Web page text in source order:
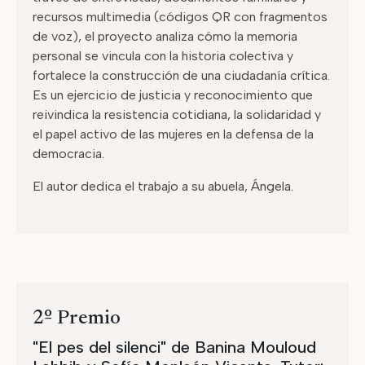
recursos multimedia (códigos QR con fragmentos
de voz), el proyecto analiza cómo la memoria
personal se vincula con la historia colectiva y
fortalece la construcción de una ciudadanía crítica.
Es un ejercicio de justicia y reconocimiento que
reivindica la resistencia cotidiana, la solidaridad y
el papel activo de las mujeres en la defensa de la
democracia.
El autor dedica el trabajo a su abuela, Ángela.
2º Premio
"El pes del silenci" de Banina Mouloud